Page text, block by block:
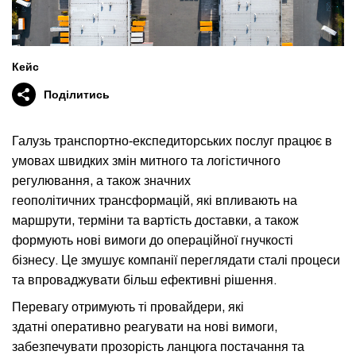
Кейс
Поділитись
Галузь транспортно‑експедиторських послуг працює в
умовах швидких змін митного та логістичного
регулювання, а також значних
геополітичних трансформацій, які впливають на
маршрути, терміни та вартість доставки, а також
формують нові вимоги до операційної гнучкості
бізнесу. Це змушує компанії переглядати сталі процеси
та впроваджувати більш ефективні рішення.
Перевагу отримують ті провайдери, які
здатні оперативно реагувати на нові вимоги,
забезпечувати прозорість ланцюга постачання та